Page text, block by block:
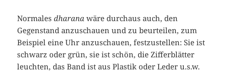
Normalesdharana wäre durchaus auch, den
Gegenstand anzuschauen und zu beurteilen, zum
Beispiel eine Uhr anzuschauen, festzustellen: Sie ist
schwarz oder grün, sie ist schön, die Zifferblätter
leuchten, das Band ist aus Plastik oder Leder u.s.w.